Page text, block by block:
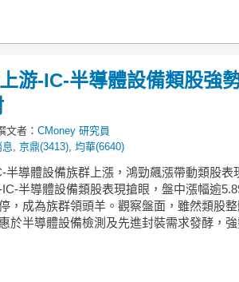
游-IC-半導體設備類股強
文者： CMoney 研究員
息 京鼎(3413) 均華(6640)
半導體設備族群上漲，鴻勁飆漲帶動類股表
半導體設備類股表現搶眼，盤中漲幅逾
，成為族群領頭羊。觀察盤面，雖然類股
於半導體設備檢測及先進封裝需求發酵，